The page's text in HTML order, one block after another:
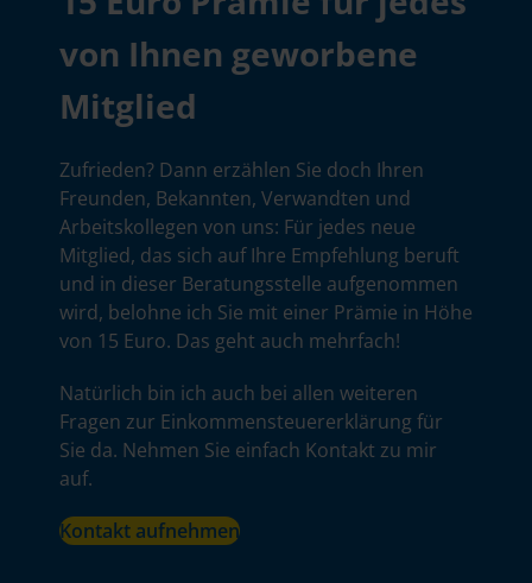
von Ihnen geworbene
Mitglied
Zufrieden? Dann erzählen Sie doch Ihren
Freunden, Bekannten, Verwandten und
Arbeitskollegen von uns: Für jedes neue
Mitglied, das sich auf Ihre Empfehlung beruft
und in dieser Beratungsstelle aufgenommen
wird, belohne ich Sie mit einer Prämie in Höhe
von 15 Euro. Das geht auch mehrfach!
Natürlich bin ich auch bei allen weiteren
Fragen zur Einkommensteuererklärung für
Sie da. Nehmen Sie einfach Kontakt zu mir
auf.
Kontakt aufnehmen